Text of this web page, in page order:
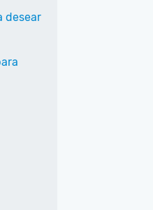
desear